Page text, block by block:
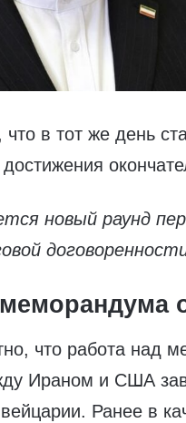
в тот же день
новый раунд
меморандума
что работа над
Ираном и США
Ранее в